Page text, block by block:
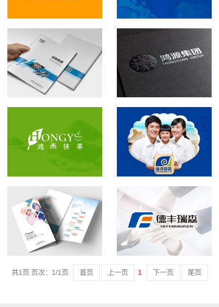
共1页 页次：1/1页 首页 上一页 1 下一页 尾页